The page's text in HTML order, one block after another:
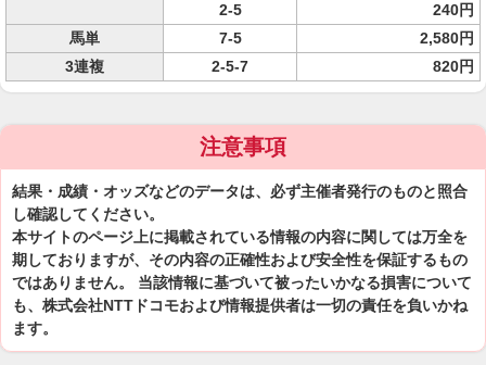
2-5
240円
馬単
7-5
2,580円
3連複
2-5-7 820円
注意事項
結果・成績・オッズなどのデータは、必ず主催者発行のものと照合
し確認してください。
本サイトのページ上に掲載されている情報の内容に関しては万全を
期しておりますが、その内容の正確性および安全性を保証するもの
ではありません。 当該情報に基づいて被ったいかなる損害について
も、株式会社NTTドコモおよび情報提供者は一切の責任を負いかね
ます。